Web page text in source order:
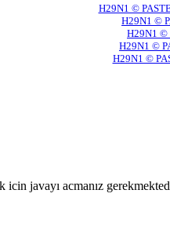
H29N1 ©
H29N1 ©
H29N1 ©
H29N1 ©
H29N1 ©
icin javayı acmanız